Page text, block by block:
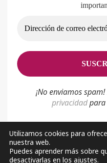
¡No enviamos
privacidadpara
Política de privacidad
Utilizamos cookies para
nuestra web.
Puedes aprender más sobre
desactivarlas en los ajustes.